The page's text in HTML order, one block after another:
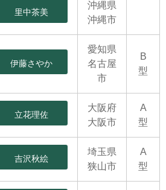
里中茶美
沖縄県
沖縄市
伊藤さやか
愛知県
名古屋
市
B
型
立花理佐
大阪府
大阪市
A
型
吉沢秋絵
埼玉県
狭山市
A
型